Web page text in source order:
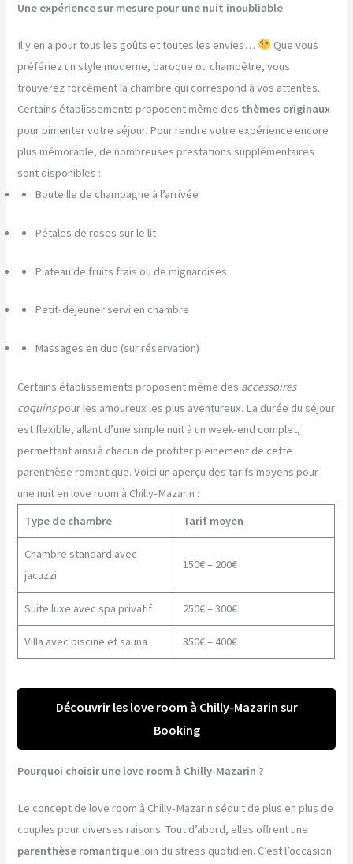
Une expérience sur mesure pour une nuit inoubliable
Il y en a pour tous les goûts et toutes les envies…
Que vous
préfériez un style moderne, baroque ou champêtre, vous
trouverez forcément la chambre qui correspond à vos attentes.
Certains établissements proposent même des thèmes originaux
pour pimenter votre séjour. Pour rendre votre expérience encore
plus mémorable, de nombreuses prestations supplémentaires
sont disponibles :
Bouteille de champagne à l’arrivée
Pétales de roses sur le lit
Plateau de fruits frais ou de mignardises
Petit-déjeuner servi en chambre
Massages en duo (sur réservation)
Certains établissements proposent même des accessoires
coquinspour les amoureux les plus aventureux. La durée du séjour
est flexible, allant d’une simple nuit à un week-end complet,
permettant ainsi à chacun de profiter pleinement de cette
parenthèse romantique. Voici un aperçu des tarifs moyens pour
une nuit en love room à Chilly-Mazarin :
Type de chambre
Tarif moyen
Chambre standard avec
jacuzzi
150€ – 200€
Suite luxe avec spa privatif 250€ – 300€
Villa avec piscine et sauna 350€ – 400€
Découvrir les love room à Chilly-Mazarin sur
Booking
Pourquoi choisir une love room à Chilly-Mazarin ?
Le concept de love room à Chilly-Mazarin séduit de plus en plus de
couples pour diverses raisons. Tout d’abord, elles offrent une
parenthèse romantiqueloin du stress quotidien. C’est l’occasion